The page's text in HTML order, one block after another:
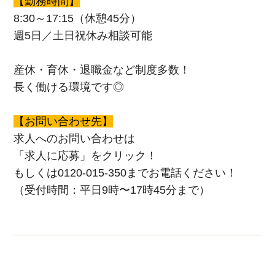
8:30～17:15（休憩45分）
週5日／土日祝休み相談可能
産休・育休・退職金など制度多数！
長く働ける環境です◎
【お問い合わせ先】
求人へのお問い合わせは
「求人に応募」をクリック！
もしくは0120-015-350までお電話ください！
（受付時間：平日9時〜17時45分まで）